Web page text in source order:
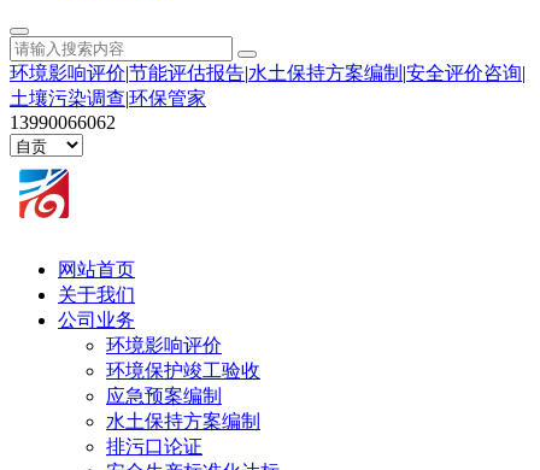
环境影响评价|节能评估报告|水土保持方案编制 |安全评价咨询|
土壤污染调查|环保管家
13990066062
网站首页
关于我们
公司业务
环境影响评价
环境保护竣工验收
应急预案编制
水土保持方案编制
排污口论证